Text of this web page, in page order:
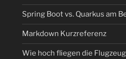
Spring Boot vs. Quarkus am
Markdown Kurzreferenz
Wie hoch fliegen die